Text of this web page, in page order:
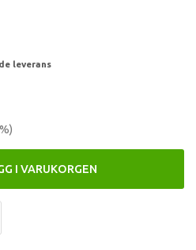
leverans
%)
I VARUKORGEN